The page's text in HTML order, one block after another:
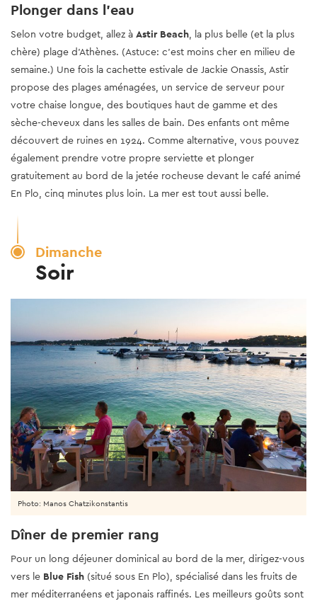
Plonger dans l'eau
Selon votre budget, allez à Astir Beach, la plus belle (et la plus
chère) plage d’Athènes. (Astuce: c’est moins cher en milieu de
semaine.) Une fois la cachette estivale de Jackie Onassis, Astir
propose des plages aménagées, un service de serveur pour
votre chaise longue, des boutiques haut de gamme et des
sèche-cheveux dans les salles de bain. Des enfants ont même
découvert de ruines en 1924. Comme alternative, vous pouvez
également prendre votre propre serviette et plonger
gratuitement au bord de la jetée rocheuse devant le café animé
En Plo, cinq minutes plus loin. La mer est tout aussi belle.
Dimanche
Soir
Dîner de premier rang
Pour un long déjeuner dominical au bord de la mer, dirigez-vous
vers le Blue Fish (situé sous En Plo), spécialisé dans les fruits de
mer méditerranéens et japonais raffinés. Les meilleurs goûts sont
Photo: Manos Chatzikonstantis